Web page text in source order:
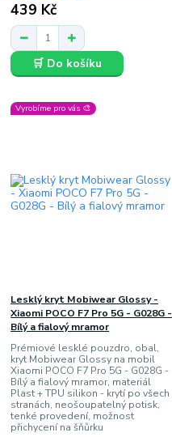
439 Kč
🛒 Do košíku
Vyrobíme pro vás 🎨
Lesklý kryt Mobiwear Glossy -
Xiaomi POCO F7 Pro 5G - G028G -
Bílý a fialový mramor
Prémiové lesklé pouzdro, obal,
kryt Mobiwear Glossy na mobil
Xiaomi POCO F7 Pro 5G - G028G -
Bílý a fialový mramor, materiál
Plast + TPU silikon - krytí po všech
stranách, neošoupatelný potisk,
tenké provedení, možnost
přichycení na šňůrku